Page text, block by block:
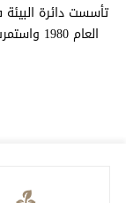
تأسست دائرة
العام 1980 واستمرت حتى العام 1995 مسؤولة عن شؤون البيئة..